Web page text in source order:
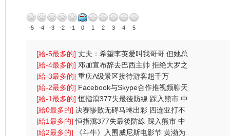
-5 -4 -3 -2 -1 0 1 2 3 4 5
[給-5最多的] 丈夫：希望李英爱叫我哥哥 但她总
叫我总裁先
[給-4最多的] 邓加宣布辞去巴西主帅 拒绝大罗之
人含恨离
[給-3最多的] 重庆A级景区接待游客超千万
[給-2最多的] Facebook与Skype合作推视频聊天
功能
[給-1最多的]恒指瀉377失最後防線 踩入熊市 中
央放水無
[給0最多的] 决赛惨败无碍马琳出彩 四连亚打不
倒奥运会
[給1最多的]恒指瀉377失最後防線 踩入熊市 中
央放水無
[給2最多的]
《斗牛》入围威尼斯电影节 黄渤为